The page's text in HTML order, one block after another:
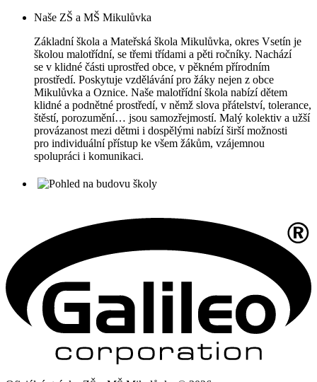
Naše ZŠ a MŠ Mikulůvka
Základní škola a Mateřská škola Mikulůvka, okres Vsetín je
školou malotřídní, se třemi třídami a pěti ročníky. Nachází
se v klidné části uprostřed obce, v pěkném přírodním
prostředí. Poskytuje vzdělávání pro žáky nejen z obce
Mikulůvka a Oznice. Naše malotřídní škola nabízí dětem
klidné a podnětné prostředí, v němž slova přátelství, tolerance,
štěstí, porozumění… jsou samozřejmostí. Malý kolektiv a užší
provázanost mezi dětmi i dospělými nabízí širší možnosti
pro individuální přístup ke všem žákům, vzájemnou
spolupráci i komunikaci.